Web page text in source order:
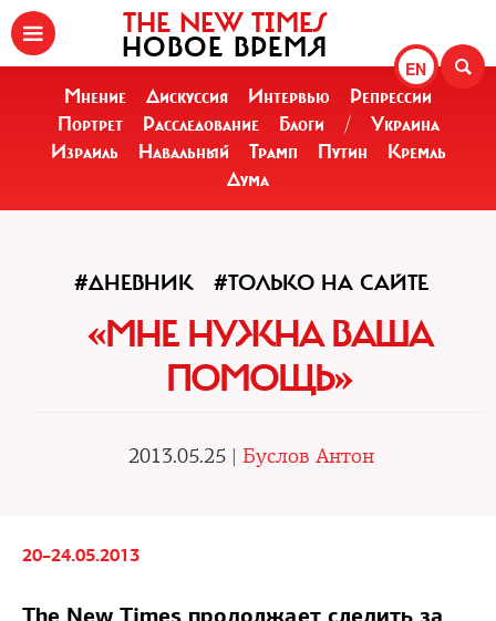
EN
THE NEW TIMES
НОВОЕ ВРЕМЯ
Мнение Дискуссия Интервью
Репрессии
Портрет
Расследование Блоги /
Украина
Израиль
Навальный Трамп Путин
Кремль
Дума
#ДНЕВНИК #ТОЛЬКО НА САЙТЕ
«МНЕ НУЖНА ВАША
ПОМОЩЬ»
2013.05.25 | Буслов Антон
20–24.05.2013